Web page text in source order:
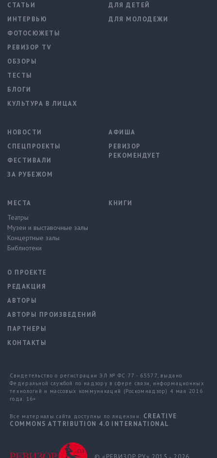
СТАТЬИ
ИНТЕРВЬЮ
ФОТОСЮЖЕТЫ
РЕВИЗОР TV
ОБЗОРЫ
ТЕСТЫ
БЛОГИ
КУЛЬТУРА В ЛИЦАХ
ДЛЯ ДЕТЕЙ
ДЛЯ МОЛОДЕЖИ
НОВОСТИ
СПЕЦПРОЕКТЫ
ФЕСТИВАЛИ
ЗА РУБЕЖОМ
АФИША
РЕВИЗОР
РЕКОМЕНДУЕТ
МЕСТА
Театры
Музеи и выставочные залы
Концертные залы
Библиотеки
КНИГИ
О ПРОЕКТЕ
РЕДАКЦИЯ
АВТОРЫ
АВТОРЫ ПРОИЗВЕДЕНИЙ
ПАРТНЕРЫ
КОНТАКТЫ
Свидетельство о регистрации ЭЛ № ФС 77 - 65577, выдано
Федеральной службой по надзору в сфере связи, информационных
технологий и массовых коммуникаций (Роскомнадзор) 4 мая 2016
года. 16+
Все материалы сайта доступны по лицензии: CREATIVE
COMMONS ATTRIBUTION 4.0 INTERNATIONAL